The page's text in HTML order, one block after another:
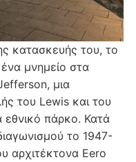
κατασκευής του, το
μνημείο στα
μια
του Lewis και του
εθνικό πάρκο. Κατά
το 1947-
αρχιτέκτονα Eero